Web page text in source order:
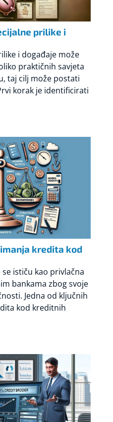
prilike i
i događaje može
praktičnih savjeta
taj cilj može postati
korak je identificirati
kredita kod
ističu kao privlačna
bankama zbog svoje
Jedna od ključnih
kod kreditnih